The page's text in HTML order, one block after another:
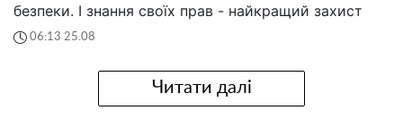
безпеки. І знання своїх прав - найкращий захист
06:13 25.08
Читати далі